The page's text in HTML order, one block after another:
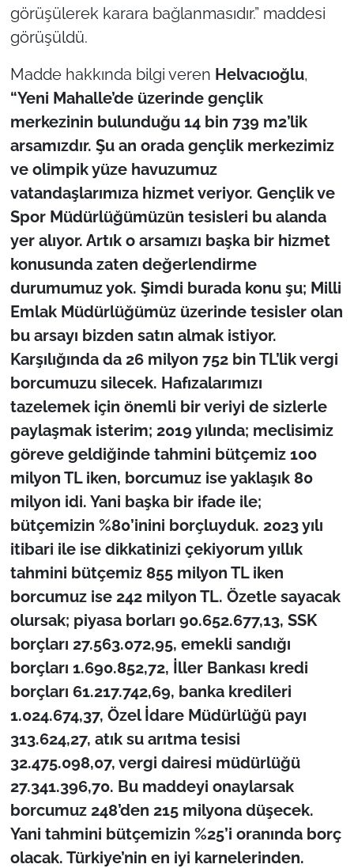
görüşülerek karara bağlanmasıdır.” maddesi
görüşüldü.
Madde hakkında bilgi veren Helvacıoğlu,
“Yeni Mahalle’de üzerinde gençlik
merkezinin bulunduğu 14 bin 739 m2’lik
arsamızdır. Şu an orada gençlik merkezimiz
ve olimpik yüze havuzumuz
vatandaşlarımıza hizmet veriyor. Gençlik ve
Spor Müdürlüğümüzün tesisleri bu alanda
yer alıyor. Artık o arsamızı başka bir hizmet
konusunda zaten değerlendirme
durumumuz yok. Şimdi burada konu şu; Milli
Emlak Müdürlüğümüz üzerinde tesisler olan
bu arsayı bizden satın almak istiyor.
Karşılığında da 26 milyon 752 bin TL’lik vergi
borcumuzu silecek. Hafızalarımızı
tazelemek için önemli bir veriyi de sizlerle
paylaşmak isterim; 2019 yılında; meclisimiz
göreve geldiğinde tahmini bütçemiz 100
milyon TL iken, borcumuz ise yaklaşık 80
milyon idi. Yani başka bir ifade ile;
bütçemizin %80’inini borçluyduk. 2023 yılı
itibari ile ise dikkatinizi çekiyorum yıllık
tahmini bütçemiz 855 milyon TL iken
borcumuz ise 242 milyon TL. Özetle sayacak
olursak; piyasa borları 90.652.677,13, SSK
borçları 27.563.072,95, emekli sandığı
borçları 1.690.852,72, İller Bankası kredi
borçları 61.217.742,69, banka kredileri
1.024.674,37, Özel İdare Müdürlüğü payı
313.624,27, atık su arıtma tesisi
32.475.098,07, vergi dairesi müdürlüğü
27.341.396,70. Bu maddeyi onaylarsak
borcumuz 248’den 215 milyona düşecek.
Yani tahmini bütçemizin %25’i oranında borç
olacak. Türkiye’nin en iyi karnelerinden.